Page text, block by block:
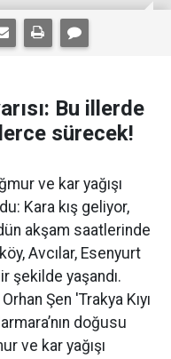
Bu illerde
sürecek!
ve kar yağışı
Kara kış geliyor,
akşam saatlerinde
Avcılar, Esenyurt
şekilde yaşandı.
Şen 'Trakya Kıyı
doğusu
ve kar yağışı